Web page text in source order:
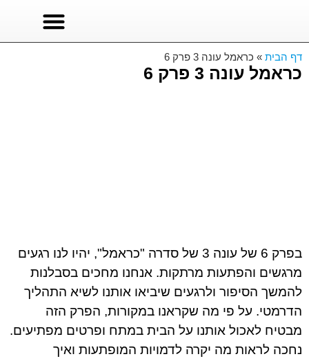
דף הבית » כראמל עונה 3 פרק 6
כראמל עונה 3 פרק 6
בפרק 6 של עונה 3 של סדרה "כראמל", יהיו לנו רגעים
מרגשים והפתעות מרתקות. אנחנו מחכים בסבלנות
להמשך הסיפור ולרגעים שיביאו אותנו לשיא התהליך
הדרמטי. על פי מה שקראנו במקורות, הפרק הזה
מבטיח לאכול אותנו על הבית במתח ופרטים מפתיעים.
נחכה לראות מה יקרה לדמויות המופתעות ואיך